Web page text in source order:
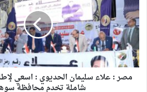
مصر : علاء سليمان الحديوي : اسعي
شاملة تخدم محافظة